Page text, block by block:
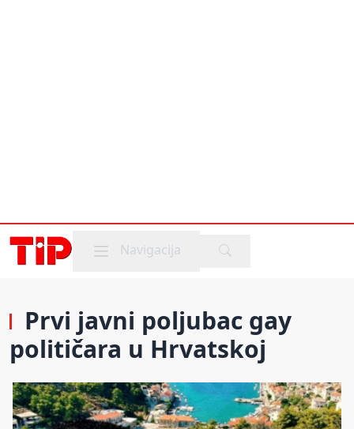
Mobile menu
Navigacija
Prvi javni poljubac gay
političara u Hrvatskoj